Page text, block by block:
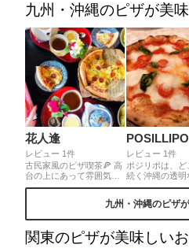
トの強い味で美味しいイ
タリア料理を楽しむこと
ができました。訪れる際
は予約して行くことをオ
ススメします。
食材で作る本格
べやすい厚みで
ぎました！しら
特におすすめ！
九州・沖縄のピザが美
花人逢
レビュー 1件
古民家風のピザ喫茶🍕 高
台の上にあって雰囲気も
最高👍💕 フードメニュー
み！！ ほんと絶品で大満
す。笑
レビュー 1件
ポジリポは、ど
続く沖縄の透明
も感じるレス
ドの考えを取り
塩・レモン・オ
九州・沖縄のピザ
関東のピザが美味しい